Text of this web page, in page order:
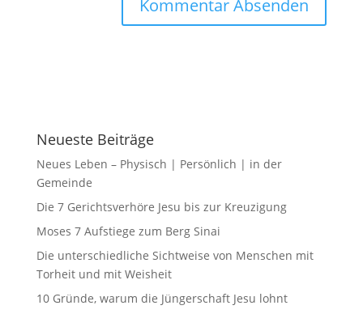
Neueste Beiträge
Neues Leben – Physisch | Persönlich | in der
Gemeinde
Die 7 Gerichtsverhöre Jesu bis zur Kreuzigung
Moses 7 Aufstiege zum Berg Sinai
Die unterschiedliche Sichtweise von Menschen mit
Torheit und mit Weisheit
10 Gründe, warum die Jüngerschaft Jesu lohnt